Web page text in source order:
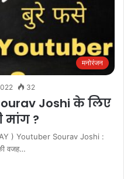
मनोरंजन
32
Joshi के लिए
मांग ?
) Youtuber Sourav Joshi :
वजह…